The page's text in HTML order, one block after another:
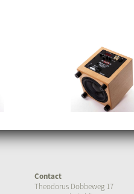
Contact
Theodorus Dobbeweg 17